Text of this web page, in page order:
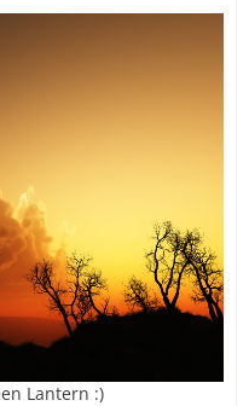
Lantern :)